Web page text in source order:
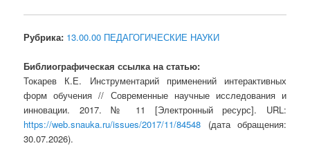
Рубрика: 13.00.00 ПЕДАГОГИЧЕСКИЕ НАУКИ
Библиографическая ссылка на статью:
Токарев К.Е. Инструментарий применений интерактивных
форм обучения // Современные научные исследования и
инновации. 2017. № 11 [Электронный ресурс]. URL:
https://web.snauka.ru/issues/2017/11/84548 (дата обращения:
30.07.2026).